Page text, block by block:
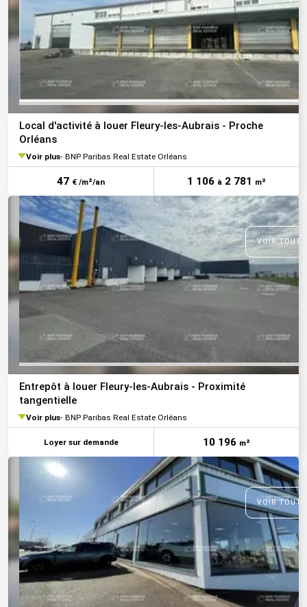
Local d'activité à louer Fleury-les-Aubrais - Proche
Orléans
Voir plus BNP Paribas Real Estate Orléans
47 € /m²/an 1 106 à 2 781 m²
VOIR
Entrepôt à louer Fleury-les-Aubrais - Proximité
tangentielle
Voir plus BNP Paribas Real Estate Orléans
Loyer sur demande 10 196 m²
VOIR